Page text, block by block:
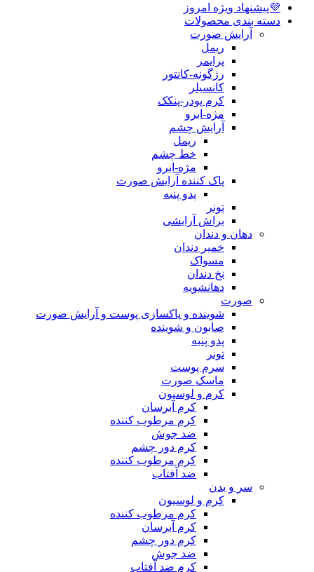
💜پیشنهاد ویژه امروز
دسته بندی محصولات
آرایش صورت
ریمل
پرایمر
رژگونه-کانتور
کانسیلر
کرم پودر-پنکک
مژه-ابرو
آرایش چشم
ریمل
خط چشم
مژه-ابرو
پاک کننده آرایش صورت
پدو پنبه
تونر
براش آرایشی
دهان و دندان
خمیر دندان
مسواک
نخ دندان
دهانشویه
صورت
شوینده و پاکسازی پوست و آرایش صورت
صابون و شوینده
پدو پنبه
تونر
سرم پوست
ماسک صورت
کرم و لوسیون
کرم آبرسان
کرم مرطوب کننده
ضد جوش
کرم دور چشم
کرم مرطوب کننده
ضد آفتاب
سر و بدن
کرم و لوسیون
کرم مرطوب کننده
کرم آبرسان
کرم دور چشم
ضد جوش
کرم ضد آفتاب